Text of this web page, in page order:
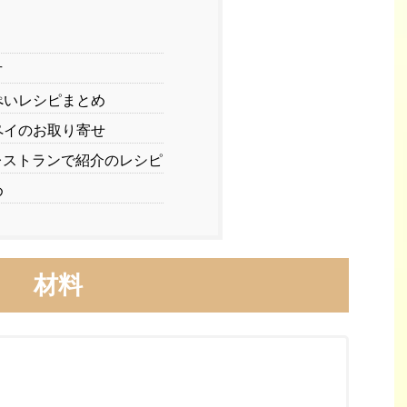
レシピまとめ
のお取り寄せ
トランで紹介のレシピ
材料